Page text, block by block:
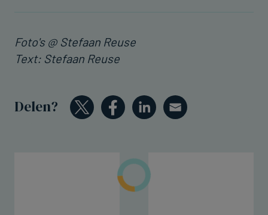
Foto's @ Stefaan Reuse
Text: Stefaan Reuse
Delen?